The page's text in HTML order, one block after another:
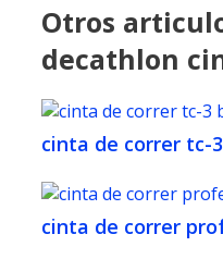
Otros
decathlon
cinta de correr tc-
cinta de correr